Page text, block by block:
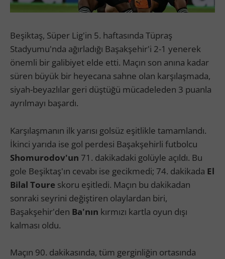
Beşiktaş, Süper Lig'in 5. haftasında Tüpraş
Stadyumu'nda ağırladığı Başakşehir'i 2-1 yenerek
önemli bir galibiyet elde etti. Maçın son anına kadar
süren büyük bir heyecana sahne olan karşılaşmada,
siyah-beyazlılar geri düştüğü mücadeleden 3 puanla
ayrılmayı başardı.
Karşılaşmanın ilk yarısı golsüz eşitlikle tamamlandı.
İkinci yarıda ise gol perdesi Başakşehirli futbolcu
Shomurodov'un 71. dakikadaki golüyle açıldı. Bu
gole Beşiktaş'ın cevabı ise gecikmedi; 74. dakikada El
Bilal Toure skoru eşitledi. Maçın bu dakikadan
sonraki seyrini değiştiren olaylardan biri,
Başakşehir'den Ba'nın kırmızı kartla oyun dışı
kalması oldu.
Maçın 90. dakikasında, tüm gerginliğin ortasında